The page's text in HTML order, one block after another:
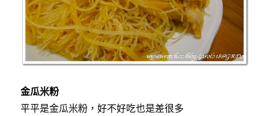
金瓜米粉
平平是金瓜米粉，好不好吃也是差很多